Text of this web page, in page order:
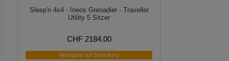
Sleep'n 4x4 - Ineos Grenadier - Traveller
Utility 5 Sitzer
CHF 2184.00
Verfügbar auf Bestellung